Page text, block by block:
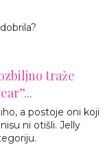
traže
a postoje oni koji
ni otišli. Jelly